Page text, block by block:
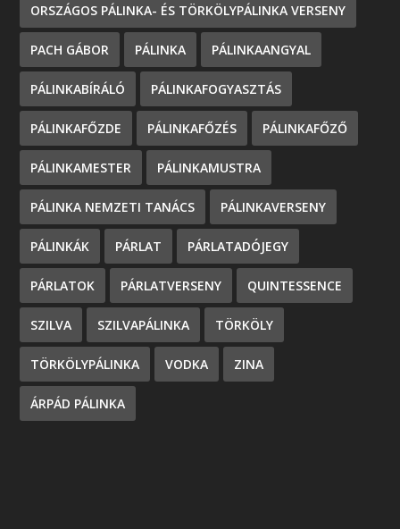
ORSZÁGOS PÁLINKA- ÉS TÖRKÖLYPÁLINKA VERSENY
PACH GÁBOR PÁLINKA PÁLINKAANGYAL
PÁLINKABÍRÁLÓ PÁLINKAFOGYASZTÁS
PÁLINKAFŐZDE PÁLINKAFŐZÉS PÁLINKAFŐZŐ
PÁLINKAMESTER PÁLINKAMUSTRA
PÁLINKA NEMZETI TANÁCS PÁLINKAVERSENY
PÁLINKÁK PÁRLAT PÁRLATADÓJEGY
PÁRLATOK PÁRLATVERSENY QUINTESSENCE
SZILVA SZILVAPÁLINKA TÖRKÖLY
TÖRKÖLYPÁLINKA VODKA ZINA
ÁRPÁD PÁLINKA